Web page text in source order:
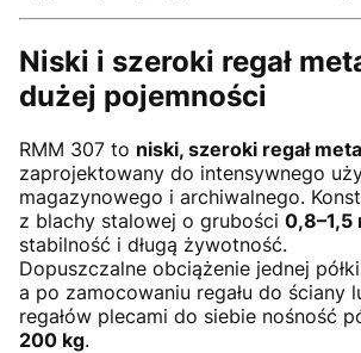
Niski i szeroki regał
dużej pojemności
RMM 307 to niski, szeroki regał
zaprojektowany do intensywnego
magazynowego i archiwalnego.
z blachy stalowej o grubości 0,8–1,5
stabilność i długą żywotność.
Dopuszczalne obciążenie jednej
a po zamocowaniu regału do ściany
regałów plecami do siebie nośność
200 kg.